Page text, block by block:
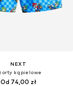
NEXT
kąpielowe
Od 74,00 zł